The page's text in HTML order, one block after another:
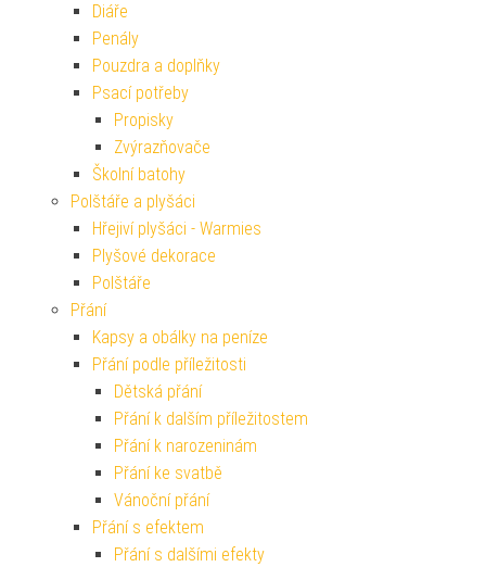
Diáře
Penály
Pouzdra a doplňky
Psací potřeby
Propisky
Zvýrazňovače
Školní batohy
Polštáře a plyšáci
Hřejiví plyšáci - Warmies
Plyšové dekorace
Polštáře
Přání
Kapsy a obálky na peníze
Přání podle příležitosti
Dětská přání
Přání k dalším příležitostem
Přání k narozeninám
Přání ke svatbě
Vánoční přání
Přání s efektem
Přání s dalšími efekty